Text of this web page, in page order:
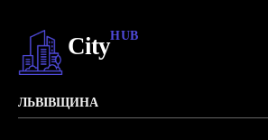
CityHUB
ЛЬВІВЩИНА